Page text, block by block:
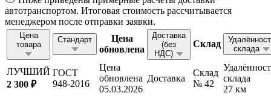
автотранспортом. Итоговая стоимость рассчитывается
менеджером после отправки заявки.
Цена
товара
Стандарт
Цена
обновлена
Доставка
(без
НДС)
Склад
склада
ЛУЧШИЙ
2 300 ₽
ГОСТ
948-2016
Цена
обновлена
05.03.2026
Доставка
Склад
№ 42
склада
27 км